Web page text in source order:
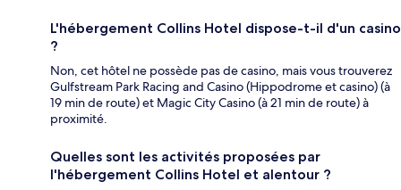
L'hébergement Collins Hotel dispose-t-il d'un casino
?
Non, cet hôtel ne possède pas de casino, mais vous trouverez
Gulfstream Park Racing and Casino (Hippodrome et casino) (à
19 min de route) et Magic City Casino (à 21 min de route) à
proximité.
Quelles sont les activités proposées par
l'hébergement Collins Hotel et alentour ?